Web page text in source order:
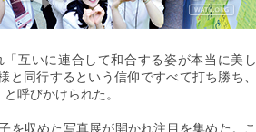
互いに連合して和合する姿が本当に美し
同行するという信仰ですべて打ち勝ち、
呼びかけられた。
を収めた写真展が開かれ注目を集めた。こ